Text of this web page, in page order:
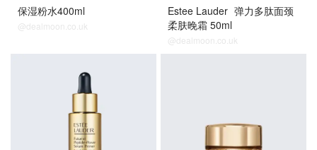
保湿粉水400ml
@dealmoon.co.uk
Estee Lauder 弹力多肽面颈
柔肤晚霜 50ml
@dealmoon.co.uk